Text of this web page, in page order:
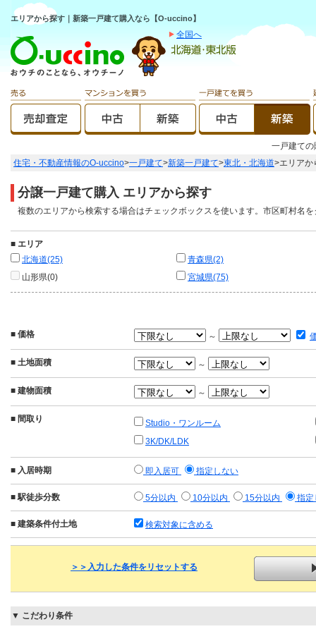
エリアから探す｜新築一戸建て購入なら【O-uccino】
全国へ
一戸建て
住宅・不動産情報のO-uccino>一戸建て>新築一戸建て>東北・北海道>エリアか
分譲一戸建て購入 エリアから探す
複数のエリアから検索する場合はチェックボックスを使います。市区町村名
■ エリア
北海道(25)
青森県(2)
山形県(0)
宮城県(75)
■ 価格 ～
■ 土地面積 ～
■ 建物面積 ～
■ 間取り
Studio・ワンルーム
3K/DK/LDK
■ 入居時期 即入居可 指定しない
■駅徒歩分数 5分以内 10分以内 15分以内 指定
■ 建築条件付土地 検索対象に含める
＞＞入力した条件をリセットする
▼ こだわり条件